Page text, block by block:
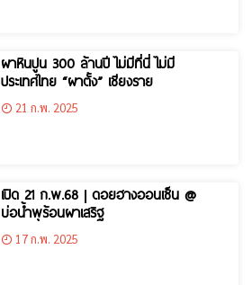
ผาหินปูน 300 ล้านปี ไม่มีที่นี่ ไม่มี
ประเทศไทย “ผาตั้ง” เชียงราย
21 ก.พ. 2025
เปิด 21 ก.พ.68 | ดอยฮางออนเซ็น @
บ่อน้ำพุร้อนผาเสริฐ
17 ก.พ. 2025